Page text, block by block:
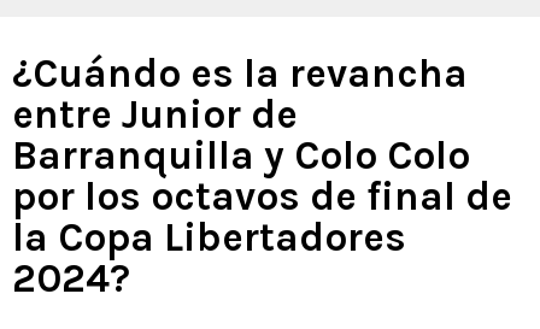
¿Cuándo es la revancha
entre Junior de
Barranquilla y Colo Colo
por los octavos de final de
la Copa Libertadores
2024?